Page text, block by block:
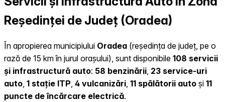
Reședinței de Județ (Oradea)
În apropierea municipiului Oradea (reședința de județ, pe o
rază de 15 km în jurul orașului), sunt disponibile 108 servicii
și infrastructură auto: 58 benzinării, 23 service-uri
auto, 1 stație ITP, 4 vulcanizări, 11 spălătorii auto și 11
puncte de încărcare electrică.